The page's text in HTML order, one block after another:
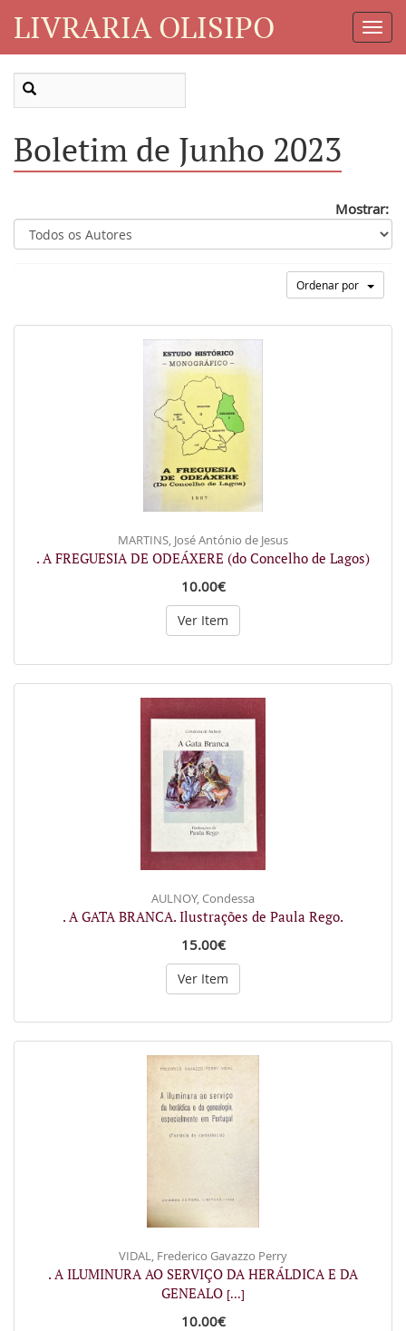
LIVRARIA OLISIPO
Boletim de Junho 2023
Mostrar:
Ordenar por
MARTINS, José António de Jesus
. A FREGUESIA DE ODEÁXERE (do Concelho de Lagos)
10.00€
Ver Item
AULNOY, Condessa
. A GATA BRANCA. Ilustrações de Paula Rego.
15.00€
Ver Item
VIDAL, Frederico Gavazzo Perry
. A ILUMINURA AO SERVIÇO DA HERÁLDICA E DA
GENEALO [...]
10.00€